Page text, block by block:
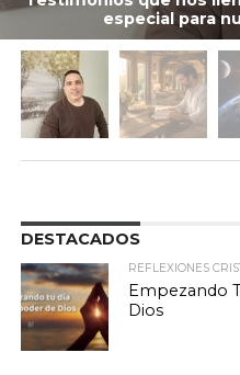
especial para
DESTACADOS
REFLEXIONES
Empezando
Dios